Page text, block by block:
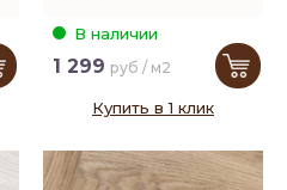
В наличии
1 299 руб / м2
Купить в 1 клик